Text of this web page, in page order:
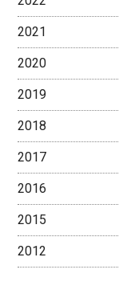
2021
2020
2019
2018
2017
2016
2015
2012